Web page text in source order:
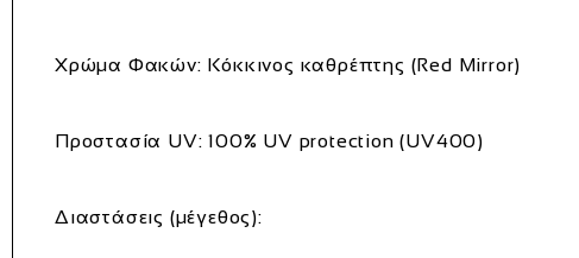
Χρώμα Φακών: Κόκκινος καθρέπτης (Red Mirror)
Προστασία UV: 100% UV protection (UV400)
Διαστάσεις (μέγεθος):